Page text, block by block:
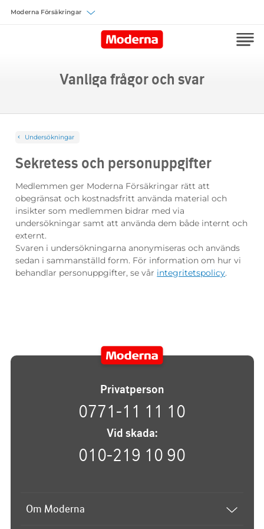
Vanliga frågor och svar
Undersökningar
Sekretess och personuppgifter
Medlemmen ger Moderna Försäkringar rätt att
obegränsat och kostnadsfritt använda material och
insikter som medlemmen bidrar med via
undersökningar samt att använda dem både internt och
externt.
Svaren i undersökningarna anonymiseras och används
sedan i sammanställd form. För information om hur vi
behandlar personuppgifter, se vår integritetspolicy.
Privatperson
0771-11 11 10
Vid skada:
010-219 10 90
Om Moderna